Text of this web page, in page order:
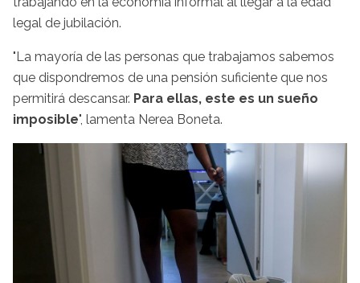
legal de jubilación.
"La mayoría de las personas que trabajamos sabemos
que dispondremos de una pensión suficiente que nos
permitirá descansar. Para ellas, este es un sueño
imposible", lamenta Nerea Boneta.